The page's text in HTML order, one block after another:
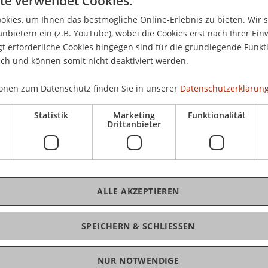
ein.
(in english)
(auf deutsch)
Martin Mackowitz «Earth Lab» (in english)
Anna Heringer und Martin Mackowitz über
vision/ und https://www.erden.at/
um Ihnen das bestmögliche Online-Erlebnis zu bieten. Wir
ein (z.B. YouTube), wobei die Cookies erst nach Ihrer
erforderliche Cookies hingegen sind für die grundlegende
und können somit nicht deaktiviert werden.
zum Datenschutz finden Sie in unserer
Statistik Marketing
Drittanbieter
Funktionalität
SPEICHERN & SCHLIESSEN
ALLE AKZEPTIEREN
NUR NOTWENDIGE